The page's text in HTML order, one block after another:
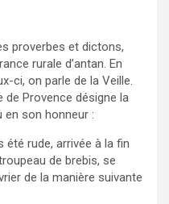
proverbes et dictons,
rurale d’antan. En
ci, on parle de la Veille.
de Provence désigne la
en son honneur :
été rude, arrivée à la fin
de brebis, se
de la manière suivante